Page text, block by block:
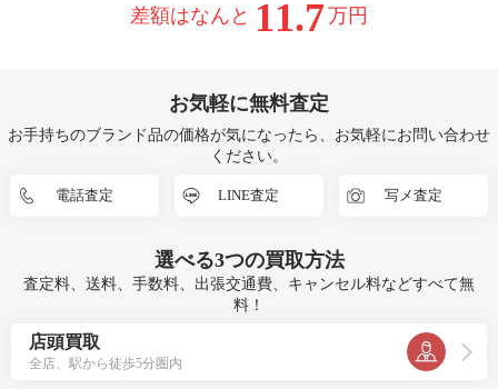
差額はなんと 11.7万円
お気軽に無料査定
お手持ちのブランド品の価格が気になったら、お気軽にお問い合わせ
ください。
電話査定 LINE査定 写メ査定
選べる3つの買取方法
査定料、送料、手数料、出張交通費、キャンセル料などすべて無
料！
店頭買取
全店、駅から徒歩5分圏内